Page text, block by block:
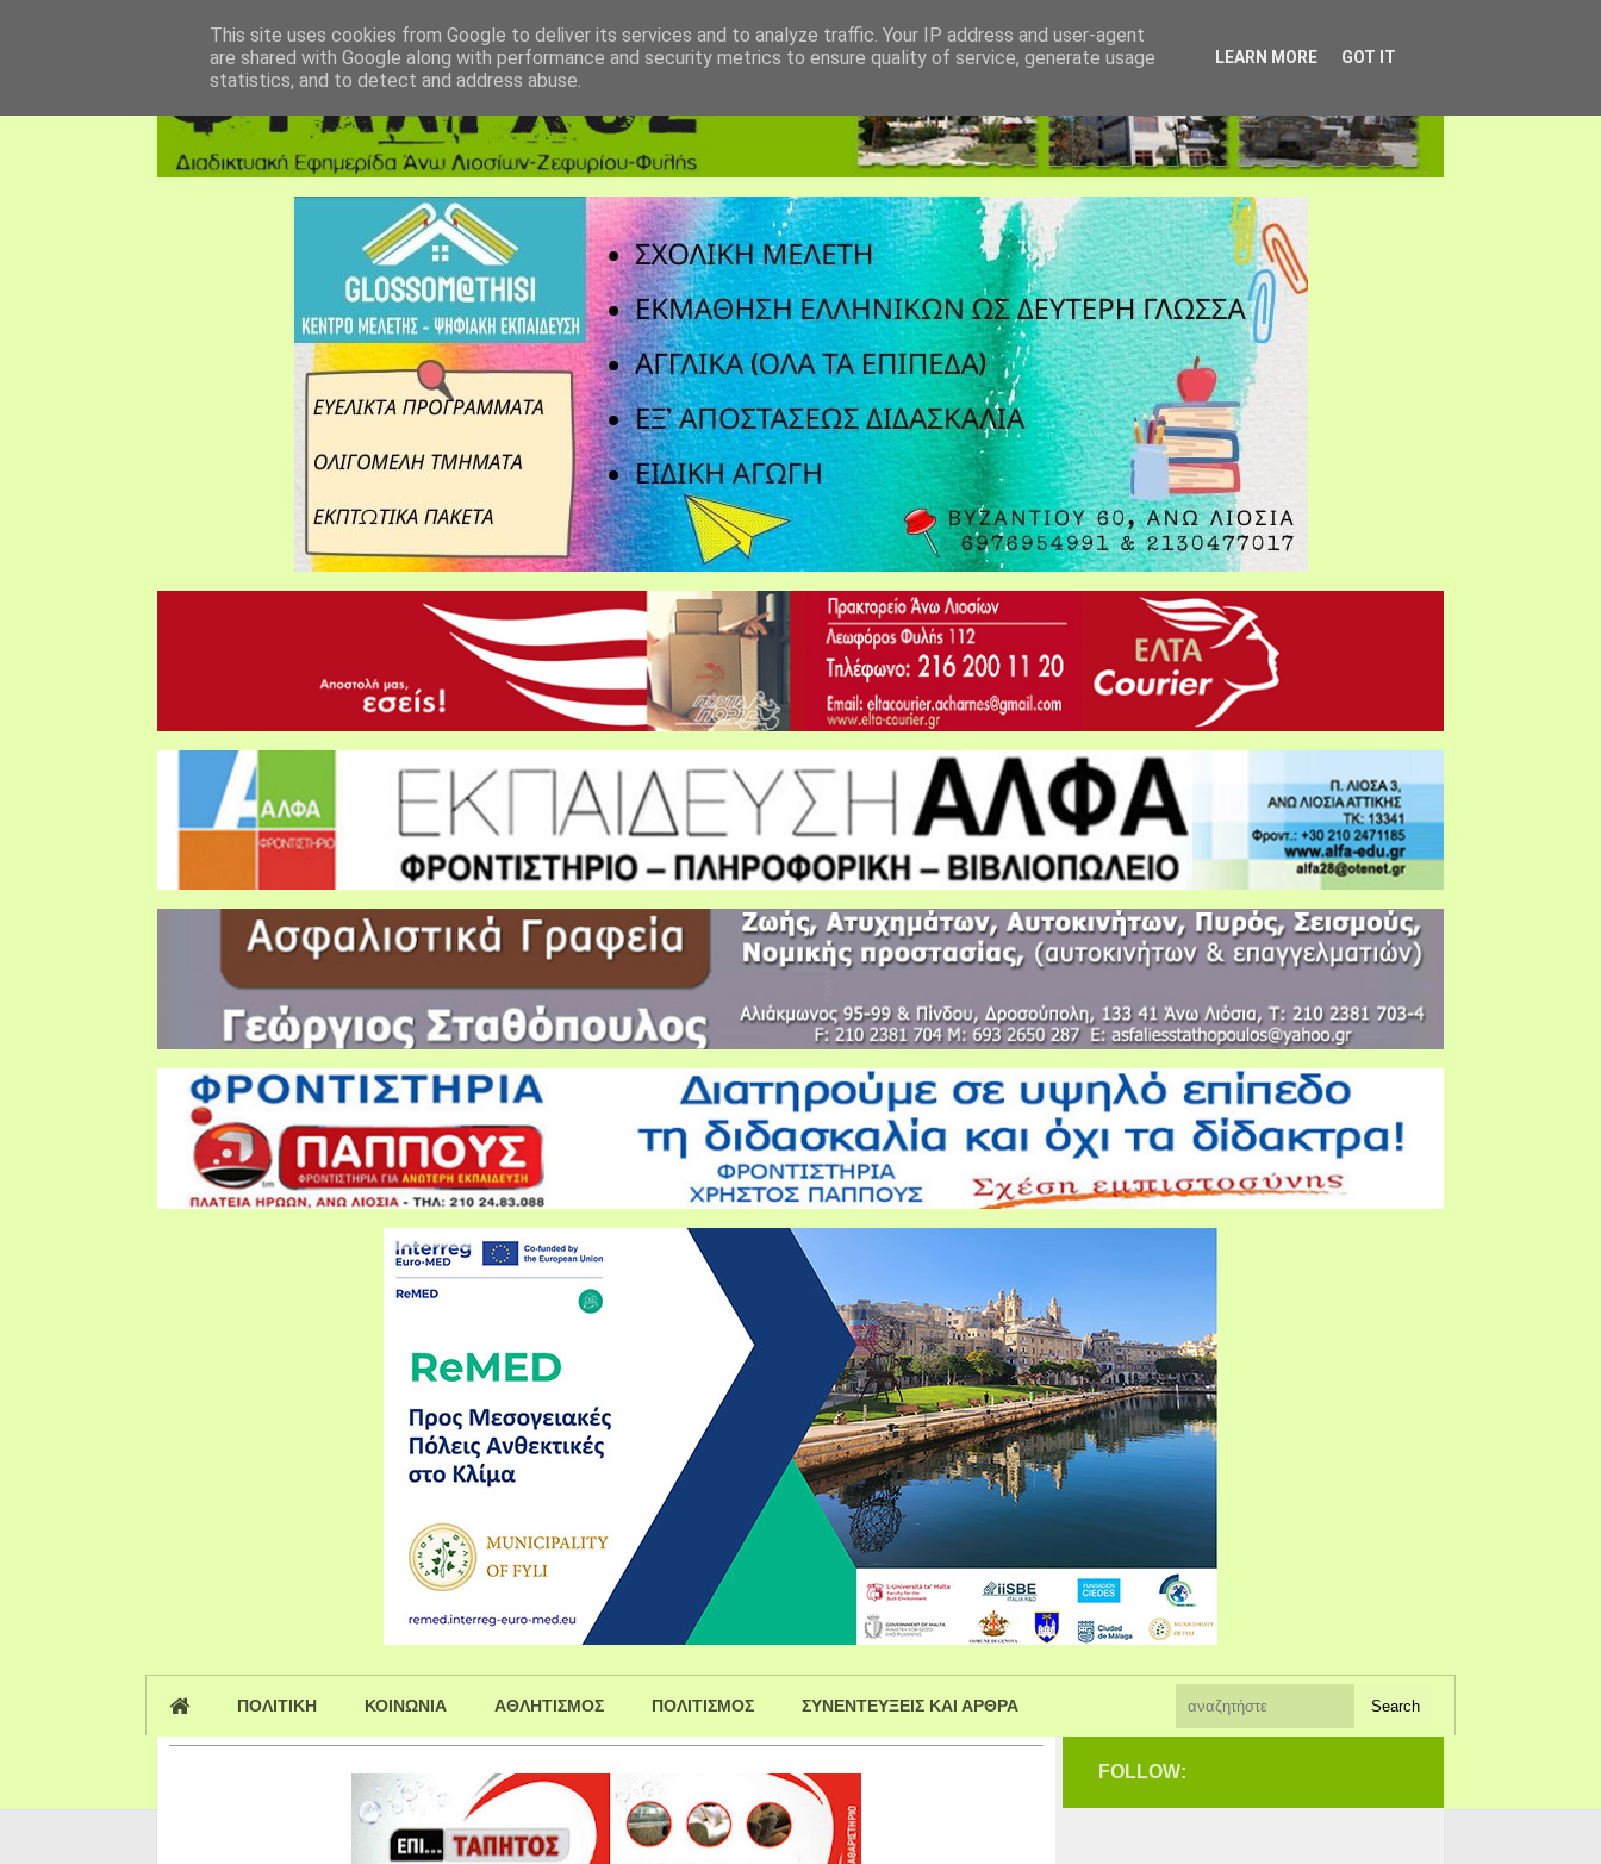
ΠΟΛΙΤΙΚΗ ΚΟΙΝΩΝΙΑ ΑΘΛΗΤΙΣΜΟΣ ΠΟΛΙΤΙΣΜΟΣ ΣΥΝΕΝΤΕΥΞΕΙΣ ΚΑΙ ΑΡΘΡΑ
FOLLOW:
This site uses cookies from Google to deliver its services and to analyze traffic. Your IP address and user-agent
are shared with Google along with performance and security metrics to ensure quality of service, generate usage
statistics, and to detect and address abuse.
LEARN MORE GOT IT